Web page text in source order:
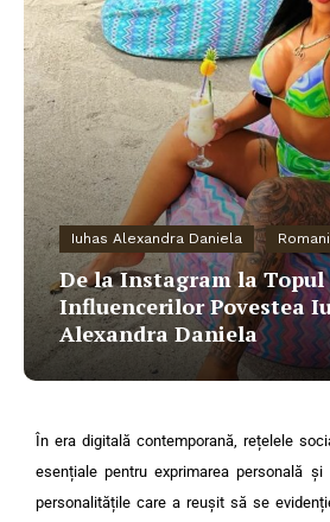
Iuhas Alexandra Daniela
De la Instagram la Topul
Influencerilor Povestea
Alexandra Daniela
În era digitală contemporană, rețelele
esențiale pentru exprimarea personală și
personalitățile care a reușit să se